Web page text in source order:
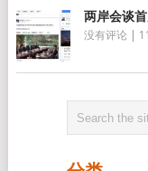
两岸会谈
没有评论 |